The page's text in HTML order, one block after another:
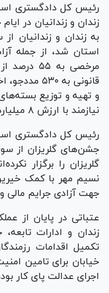
رئیس کل دادگستری
زندان و زندانیان در
به زندان و زندانیان
مرخصی به
نیازمند با ارزش ۸ میلیارد تومانی با کمک خیرین بود.
رئیس کل دادگستری
جشن‌های گلریزان از
گلریزان را برگزار
نسیم مهر با کمک
جهت آزادی جرایم مالی
عتباتی در پایان از
زندان و ادارات
تکمیل اقدامات
خیابان برای تامین
اجرای عدالت پای کار